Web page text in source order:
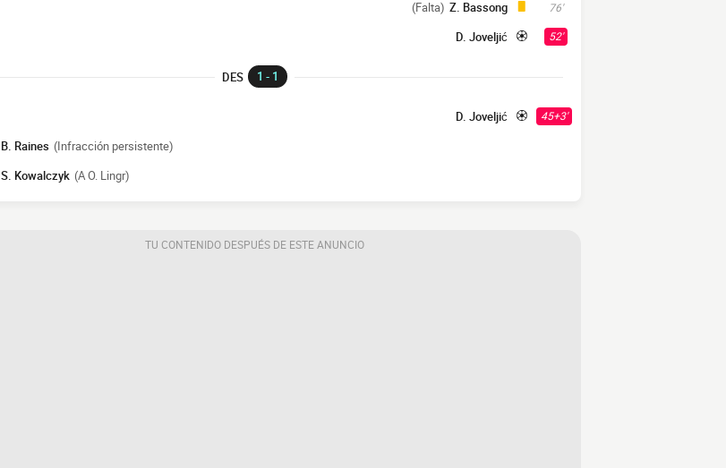
76'
Z. Bassong
(Falta)
52'
D. Joveljić
DES 1 - 1
45+3'
D. Joveljić
B. Raines (Infracción persistente)
S. Kowalczyk (A O. Lingr)
TU CONTENIDO DESPUÉS DE ESTE ANUNCIO